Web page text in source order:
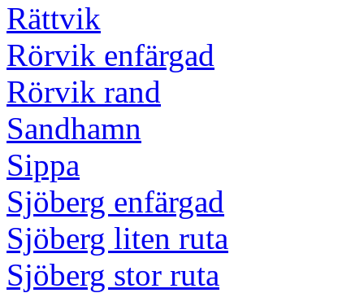
Rättvik
Rörvik enfärgad
Rörvik rand
Sandhamn
Sippa
Sjöberg enfärgad
Sjöberg liten ruta
Sjöberg stor ruta